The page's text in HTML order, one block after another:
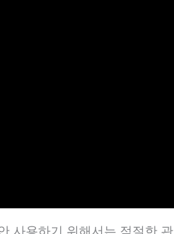
사용하기 위해서는 적절한